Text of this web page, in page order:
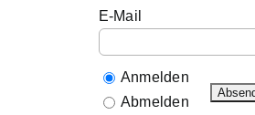
E-Mail
Anmelden
Abmelden